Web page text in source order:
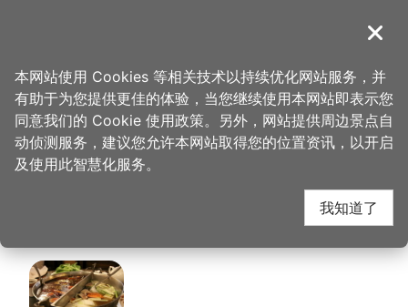
導覽
首页 > 想去的地方 > 美食、购物 > 俪恩国际有限公司 (甘心乐意)
俪恩国际有限公司 (甘
心乐意) 周边店家
关闭
本网站使用 Cookies 等相关技术以持续优化网站服务，并
有助于为您提供更佳的体验，当您继续使用本网站即表示您
同意我们的 Cookie 使用政策。另外，网站提供周边景点自
动侦测服务，建议您允许本网站取得您的位置资讯，以开启
及使用此智慧化服务。
我知道了